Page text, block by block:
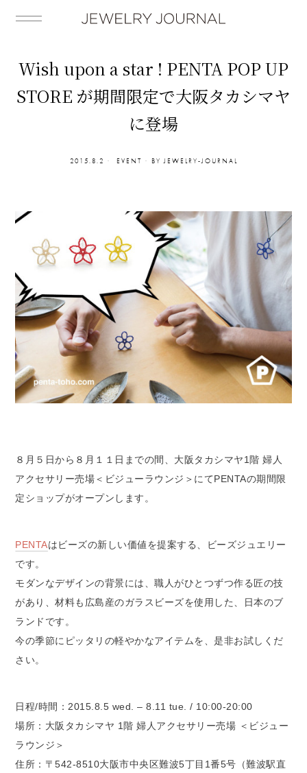
Wish upon a star ! PENTA POP UP
STORE が期間限定で大阪タカシマヤ
に登場
2015.8.2 EVENT BY JEWELRY-JOURNAL
８月５日から８月１１日までの間、大阪タカシマヤ1階 婦人
アクセサリー売場＜ビジューラウンジ＞にてPENTAの期間限
定ショップがオープンします。
PENTAはビーズの新しい価値を提案する、ビーズジュエリー
です。
モダンなデザインの背景には、職人がひとつずつ作る匠の技
があり、材料も広島産のガラスビーズを使用した、日本のブ
ランドです。
今の季節にピッタリの軽やかなアイテムを、是非お試しくだ
さい。
日程/時間：2015.8.5 wed. – 8.11 tue. / 10:00-20:00
場所：大阪タカシマヤ 1階 婦人アクセサリー売場 ＜ビジュー
ラウンジ＞
住所：〒542-8510大阪市中央区難波5丁目1番5号（難波駅直